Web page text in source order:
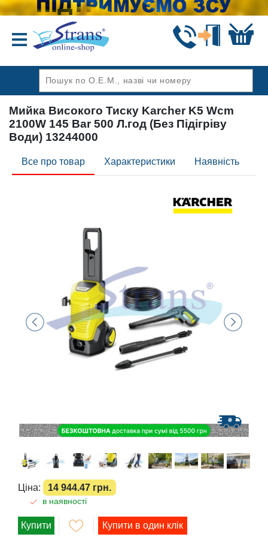
Мийка Високого Тиску Karcher K5 Wcm
2100W 145 Bar 500 Л.год (Без Підігріву
Води) 13244000
Все про товар Характеристики Наявність
Ціна: 14 944.47 грн.
в наявності
Купити Купити в один клік